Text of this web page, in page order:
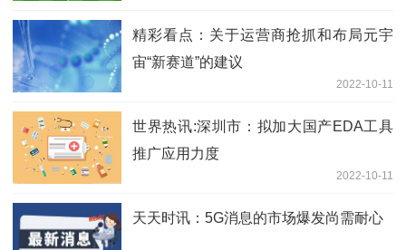
精彩看点：关于运营商抢抓和布局元宇
宙“新赛道”的建议
2022-10-11
世界热讯:深圳市：拟加大国产EDA工具
推广应用力度
2022-10-11
天天时讯：5G消息的市场爆发尚需耐心